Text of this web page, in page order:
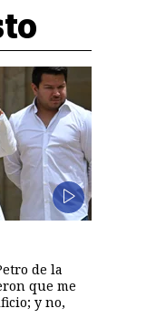
de la
que me
y no,